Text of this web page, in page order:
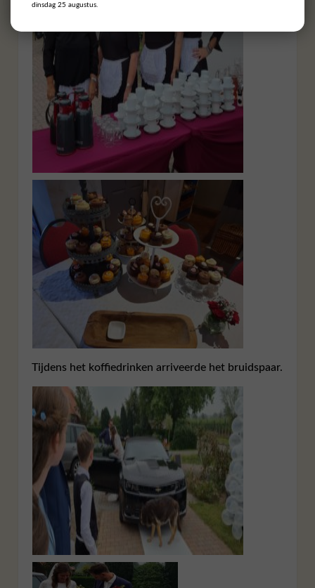
Tijdens het koffiedrinken arriveerde het bruidspaar.
dinsdag 25 augustus.